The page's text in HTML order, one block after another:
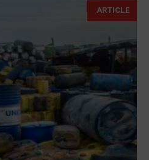
ARTICLE